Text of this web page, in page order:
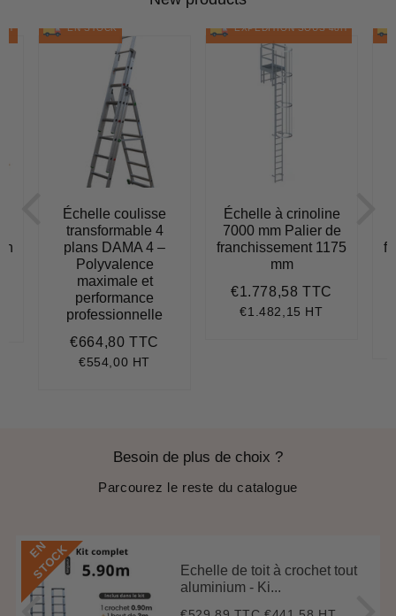
EN STOCK
Échelle coulisse
transformable 4
plans DAMA 4 –
Polyvalence
maximale et
performance
professionnelle
Prix
régulier
€664,80 TTC
€554,00 HT
EXPÉDITION SOUS 48H
Échelle à crinoline
7000 mm Palier de
franchissement 1175
mm
Prix
régulier
€1.778,58 TTC
€1.482,15 HT
Besoin de plus de choix ?
Parcourez le reste du catalogue
E
N
S
T
O
C
K
Echelle de toit à crochet tout
aluminium - Ki...